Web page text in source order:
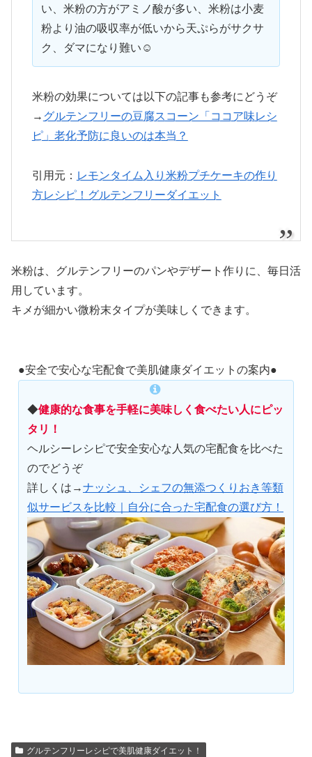
い、米粉の方がアミノ酸が多い、米粉は小麦
粉より油の吸収率が低いから天ぷらがサクサ
ク、ダマになり難い☺️
米粉の効果については以下の記事も参考にどうぞ
→ グルテンフリーの豆腐スコーン「ココア味レシ
ピ」老化予防に良いのは本当？
引用元： レモンタイム入り米粉プチケーキの作り
方レシピ！グルテンフリーダイエット
米粉は、グルテンフリーのパンやデザート作りに、毎日活
用しています。
キメが細かい微粉末タイプが美味しくできます。
●安全で安心な宅配食で美肌健康ダイエットの案内●
◆健康的な食事を手軽に美味しく食べたい人にピッ
タリ！
ヘルシーレシピで安全安心な人気の宅配食を比べた
のでどうぞ
詳しくは→ナッシュ、シェフの無添つくりおき等類
似サービスを比較｜自分に合った宅配食の選び方！
グルテンフリーレシピで美肌健康ダイエット！